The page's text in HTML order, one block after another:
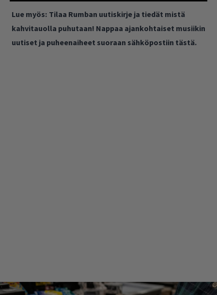
Lue myös: Tilaa Rumban uutiskirje ja tiedät mistä
kahvitauolla puhutaan! Nappaa ajankohtaiset musiikin
uutiset ja puheenaiheet suoraan sähköpostiin tästä.